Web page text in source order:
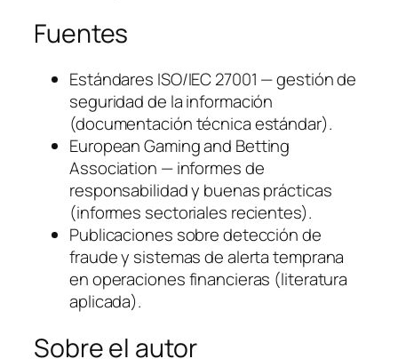
Fuentes
Estándares ISO/IEC 27001 — gestión de
seguridad de la información
(documentación técnica estándar).
European Gaming and Betting
Association — informes de
responsabilidad y buenas prácticas
(informes sectoriales recientes).
Publicaciones sobre detección de
fraude y sistemas de alerta temprana
en operaciones financieras (literatura
aplicada).
Sobre el autor